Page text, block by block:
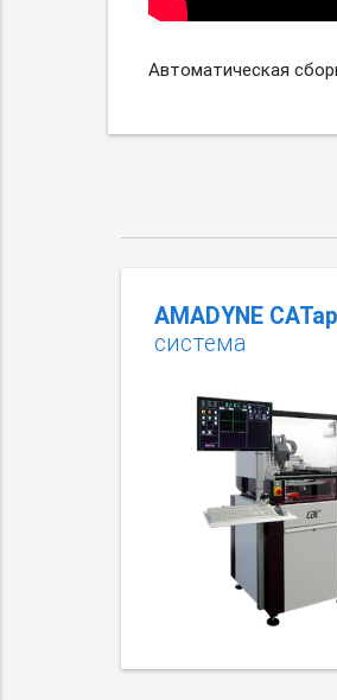
Автоматическая
AMADYNE CATap
система